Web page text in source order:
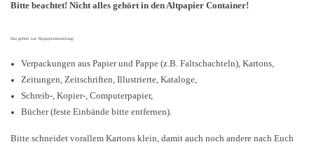
Bitte beachtet! Nicht alles gehört in den Altpapier Container!
Das gehört zur Altpapiersammlung:
Verpackungen aus Papier und Pappe (z.B. Faltschachteln), Kartons,
Zeitungen, Zeitschriften, Illustrierte, Kataloge,
Schreib-, Kopier-, Computerpapier,
Bücher (feste Einbände bitte entfernen).
Bitte schneidet vorallem Kartons klein, damit auch noch andere nach Euch